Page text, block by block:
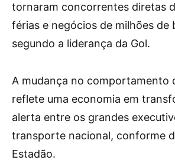
tornaram concorrentes diretas
férias e negócios de milhões de
segundo a liderança da Gol.
A mudança no comportamento
reflete uma economia em
alerta entre os grandes
transporte nacional, conforme
Estadão.